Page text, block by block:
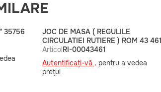
35756
JOC DE MASA ( REGULILE
CIRCULATIEI RUTIERE ) ROM 43 461
Articol RI-00043461
Autentificați-vă , pentru a vedea
prețul